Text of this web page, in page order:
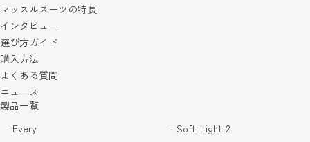
マッスルスーツの特長
インタビュー
選び方ガイド
購入方法
よくある質問
ニュース
製品一覧
- Every
- Soft-Light-2